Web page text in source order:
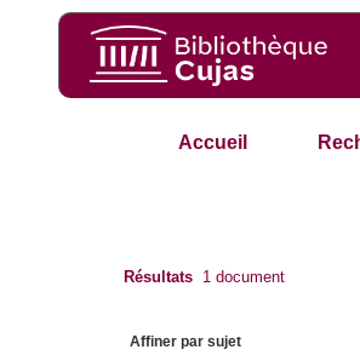
Accueil
Résultats 1 document
Affiner par sujet